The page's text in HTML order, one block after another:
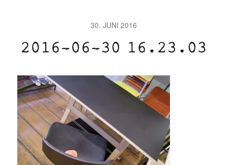
30. JUNI 2016